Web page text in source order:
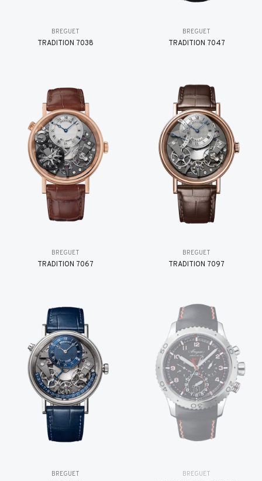
BREGUET
TRADITION 7038
BREGUET
TRADITION 7047
BREGUET
TRADITION 7067
BREGUET
TRADITION 7097
BREGUET BREGUET